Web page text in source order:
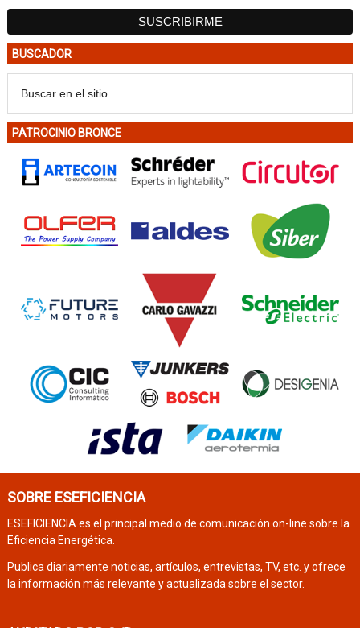
BUSCADOR
PATROCINIO BRONCE
SOBRE ESEFICIENCIA
ESEFICIENCIA es el principal medio de comunicación on-line sobre la
Eficiencia Energética.
Publica diariamente noticias, artículos, entrevistas, TV, etc. y ofrece
la información más relevante y actualizada sobre el sector.